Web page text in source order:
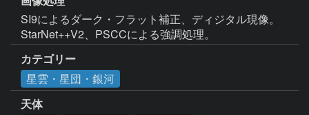
SI9によるダーク・フラット補正、ディジタル現像。
StarNet++V2、PSCCによる強調処理。
カテゴリー
星雲・星団・銀河
天体